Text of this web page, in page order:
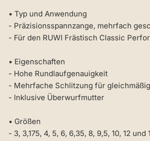
• Typ und Anwendung
- Präzisionsspannzange, mehrfach
- Für den RUWI Frästisch Classic
• Eigenschaften
- Hohe Rundlaufgenauigkeit
- Mehrfache Schlitzung für
- Inklusive Überwurfmutter
• Größen
- 3, 3,175, 4, 5, 6, 6,35, 8, 9,5, 10, 12 und